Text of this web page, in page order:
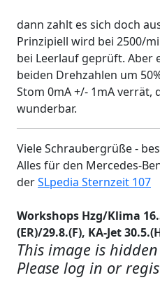
dann zahlt es sich doch
Prinzipiell wird bei 2500/
bei Leerlauf geprüft. Aber
beiden Drehzahlen um
Stom 0mA +/- 1mA verrät,
wunderbar.
Viele Schraubergrüße -
Alles für den Mercedes-
derSLpedia Sternzeit 107
Workshops Hzg/Klima
(ER)/29.8.(F), KA-Jet
This image is
Please log in or